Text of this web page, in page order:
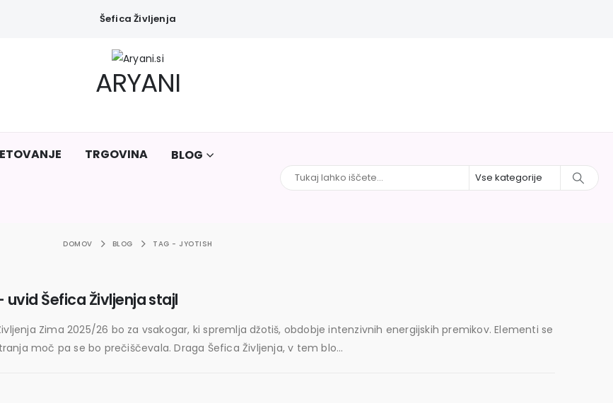
Šefica Življenja
ARYANI
TRGOVINA BLOG
DOMOV BLOG TAG - JYOTISH
Šefica Življenja stajl
Zima 2025/26 bo za vsakogar, ki spremlja džotiš, obdobje intenzivnih energijskih premikov. Elementi se
moč pa se bo prečiščevala. Draga Šefica Življenja, v tem blo...